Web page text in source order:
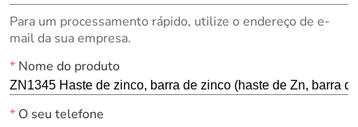
Para um processamento rápido, utilize o endereço de e-
mail da sua empresa.
*Nome do produto
*O seu telefone